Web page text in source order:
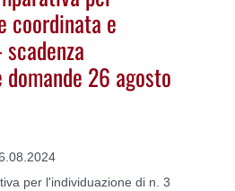
coordinata e
26 agosto
per l'individuazione di n. 3